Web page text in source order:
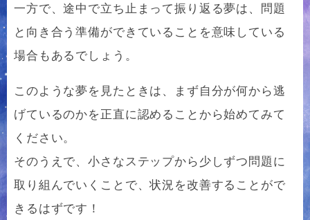
一方で、途中で立ち止まって振り返る夢は、問題
と向き合う準備ができていることを意味している
場合もあるでしょう。
このような夢を見たときは、まず自分が何から逃
げているのかを正直に認めることから始めてみて
ください。
そのうえで、小さなステップから少しずつ問題に
取り組んでいくことで、状況を改善することがで
きるはずです！